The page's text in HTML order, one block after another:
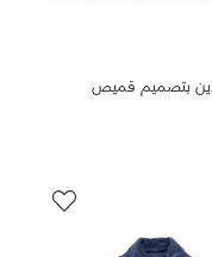
بتصميم قميص